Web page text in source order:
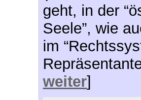
geht, in der
Seele”, wie
im
weiter]